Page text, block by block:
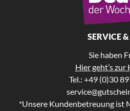
SERVICE
Sie haben
Hier geht’s zur
Tel.: +49 (0)30
*Unsere Kundenbetreuung ist